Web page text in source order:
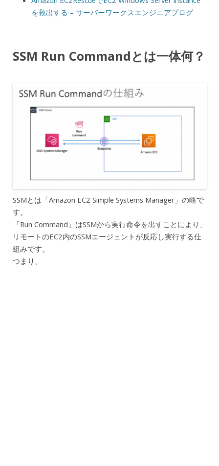
を救出する – サーバーワークスエンジニアブログ
SSM Run Commandとは一体何？
SSMとは「Amazon EC2 Simple Systems Manager」の略で
す。
「Run Command」はSSMから実行命令を出すことにより、
リモートのEC2内のSSMエージェントが反応し実行する仕
組みです。
つまり、